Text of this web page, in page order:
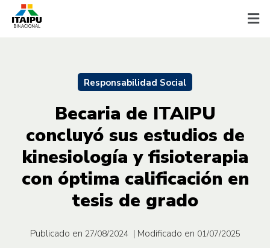
Responsabilidad Social
Becaria de ITAIPU
concluyó sus estudios de
kinesiología y fisioterapia
con óptima calificación en
tesis de grado
Publicado en 27/08/2024 | Modificado en 01/07/2025